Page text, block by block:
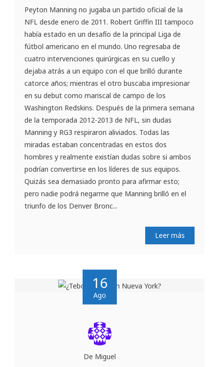
Peyton Manning no jugaba un partido oficial de la
NFL desde enero de 2011. Robert Griffin III tampoco
había estado en un desafío de la principal Liga de
fútbol americano en el mundo. Uno regresaba de
cuatro intervenciones quirúrgicas en su cuello y
dejaba atrás a un equipo con el que brilló durante
catorce años; mientras el otro buscaba impresionar
en su debut como mariscal de campo de los
Washington Redskins. Después de la primera semana
de la temporada 2012-2013 de NFL, sin dudas
Manning y RG3 respiraron aliviados. Todas las
miradas estaban concentradas en estos dos
hombres y realmente existían dudas sobre si ambos
podrían convertirse en los líderes de sus equipos.
Quizás sea demasiado pronto para afirmar esto;
pero nadie podrá negarme que Manning brilló en el
triunfo de los Denver Bronc...
Leer más
16
Ago
De Miguel